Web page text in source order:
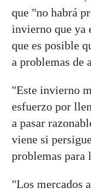
que "no habrá
invierno que ya
que es posible
a problemas de
"Este invierno
esfuerzo por
a pasar
viene si
problemas para
"Los mercados